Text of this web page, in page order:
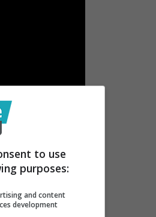
abitudini
e volentieri,
e di
to use
purposes:
and content
development